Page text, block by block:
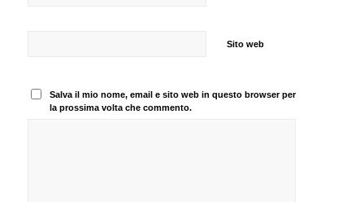
Sito web
Salva il mio nome, email e sito web in questo browser per
la prossima volta che commento.